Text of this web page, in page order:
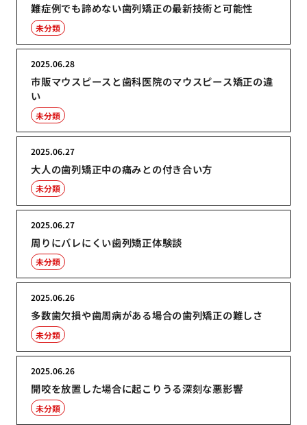
難症例でも諦めない歯列矯正の最新技術と可能性
未分類
市販マウスピースと歯科医院のマウスピース矯正の違
い
2025.06.28
未分類
大人の歯列矯正中の痛みとの付き合い方
2025.06.27
未分類
周りにバレにくい歯列矯正体験談
2025.06.27
未分類
多数歯欠損や歯周病がある場合の歯列矯正の難しさ
2025.06.26
未分類
開咬を放置した場合に起こりうる深刻な悪影響
2025.06.26
未分類